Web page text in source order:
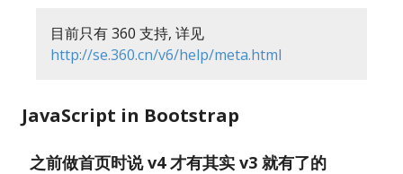
目前只有 360 支持, 详见
http://se.360.cn/v6/help/meta.html
JavaScript in Bootstrap
之前做首页时说 v4 才有其实 v3 就有了的